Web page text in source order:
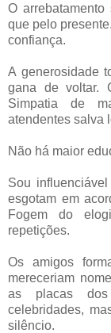
O
que pelo
confiança.
A generosidade
gana de voltar.
Simpatia de
atendentes salva
Não há maior
Sou
esgotam em
Fogem do
repetições.
Os amigos
mereceriam
as placas
celebridades,
silêncio.